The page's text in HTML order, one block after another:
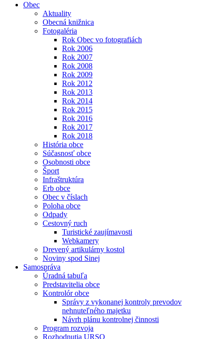
Obec
Aktuality
Obecná knižnica
Fotogaléria
Rok Obec vo fotografiách
Rok 2006
Rok 2007
Rok 2008
Rok 2009
Rok 2012
Rok 2013
Rok 2014
Rok 2015
Rok 2016
Rok 2017
Rok 2018
História obce
Súčasnosť obce
Osobnosti obce
Šport
Infraštruktúra
Erb obce
Obec v číslach
Poloha obce
Odpady
Cestovný ruch
Turistické zaujímavosti
Webkamery
Drevený artikulárny kostol
Noviny spod Sinej
Samospráva
Úradná tabuľa
Predstavitelia obce
Kontrolór obce
Správy z vykonanej kontroly prevodov
nehnuteľného majetku
Návrh plánu kontrolnej činnosti
Program rozvoja
Rozhodnutia URSO